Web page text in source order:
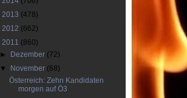
2013 (478)
2012 (662)
2011 (860)
►
Dezember (72)
▼
November (68)
Österreich: Zehn Kandidaten
morgen auf Ö3